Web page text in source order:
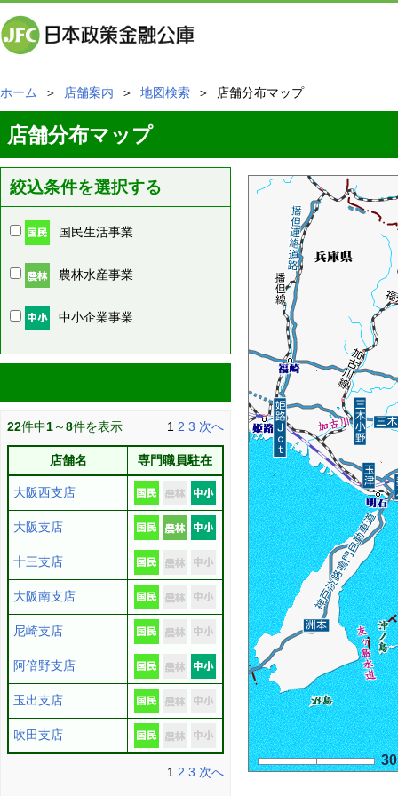
ホーム ＞ 店舗案内 ＞ 地図検索 ＞ 店舗分布マップ
店舗分布マップ
絞込条件を選択する
国民生活事業
農林水産事業
中小企業事業
22件中1～8件を表示 1 2 3 次へ
店舗名 専門職員駐在
大阪西支店
大阪支店
十三支店
大阪南支店
尼崎支店
阿倍野支店
玉出支店
吹田支店
1 2 3 次へ